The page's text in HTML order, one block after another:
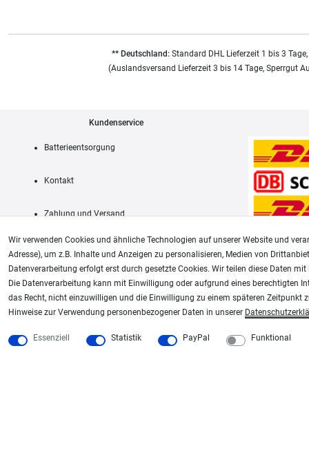
** Deutschland:Standard DHL Lieferzeit 1 bis 3
(Auslandsversand Lieferzeit 3 bis 14 Tage, Sperrgut
Kundenservice
Batterieentsorgung
Kontakt
Zahlung und Versand
AGB
Unsere weiteren Shops:
Schmincke Künstlerfarben das Gesamtsortiment Schneideplotter,
Wir verwenden Cookies und ähnliche Technologien auf unserer Website und
Adresse), um z.B. Inhalte und Anzeigen zu personalisieren, Medien von
Datenverarbeitung erfolgt erst durch gesetzte Cookies. Wir teilen diese Daten
Die Datenverarbeitung kann mit Einwilligung oder aufgrund eines berechtigten
das Recht, nicht einzuwilligen und die Einwilligung zu einem späteren Zeitpunkt
Hinweise zur Verwendung personenbezogener Daten in unserer
Essenziell Statistik PayPal Funktional